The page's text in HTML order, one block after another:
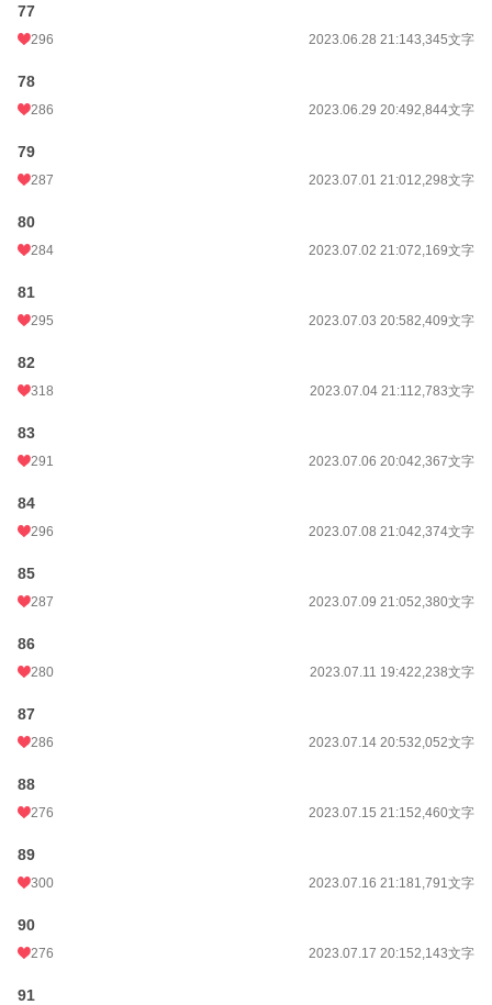
77
296 2023.06.28 21:143,345文字
78
286 2023.06.29 20:492,844文字
79
287 2023.07.01 21:012,298文字
80
284 2023.07.02 21:072,169文字
81
295 2023.07.03 20:582,409文字
82
318 2023.07.04 21:112,783文字
83
291 2023.07.06 20:042,367文字
84
296 2023.07.08 21:042,374文字
85
287 2023.07.09 21:052,380文字
86
280 2023.07.11 19:422,238文字
87
286 2023.07.14 20:532,052文字
88
276 2023.07.15 21:152,460文字
89
300 2023.07.16 21:181,791文字
90
276 2023.07.17 20:152,143文字
91